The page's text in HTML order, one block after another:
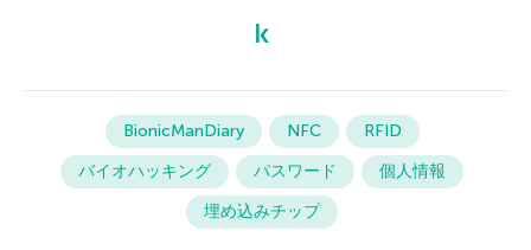
BionicManDiary NFC
RFID
バイオハッキング
パスワード
個人情報
埋め込みチップ